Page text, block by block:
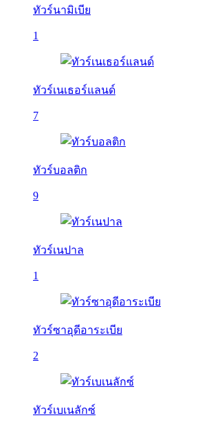
ทัวร์นามิเบีย
1
ทัวร์เนเธอร์แลนด์
7
ทัวร์บอลติก
9
ทัวร์เนปาล
1
ทัวร์ซาอุดีอาระเบีย
2
ทัวร์เบเนลักซ์